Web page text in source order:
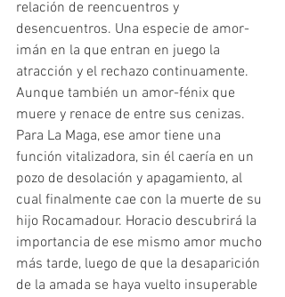
relación de reencuentros y
desencuentros. Una especie de amor-
imán en la que entran en juego la
atracción y el rechazo continuamente.
Aunque también un amor-fénix que
muere y renace de entre sus cenizas.
Para La Maga, ese amor tiene una
función vitalizadora, sin él caería en un
pozo de desolación y apagamiento, al
cual finalmente cae con la muerte de su
hijo Rocamadour. Horacio descubrirá la
importancia de ese mismo amor mucho
más tarde, luego de que la desaparición
de la amada se haya vuelto insuperable